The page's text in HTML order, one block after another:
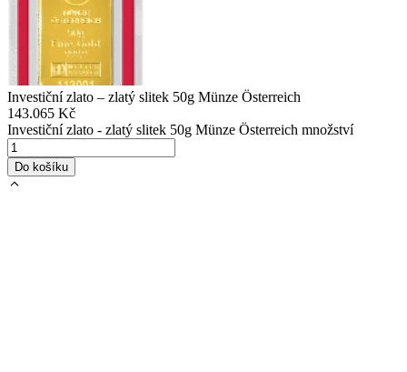
Investiční zlato – zlatý slitek 50g Münze Österreich
143.065 Kč
Investiční zlato - zlatý slitek 50g Münze Österreich množství
Do košíku